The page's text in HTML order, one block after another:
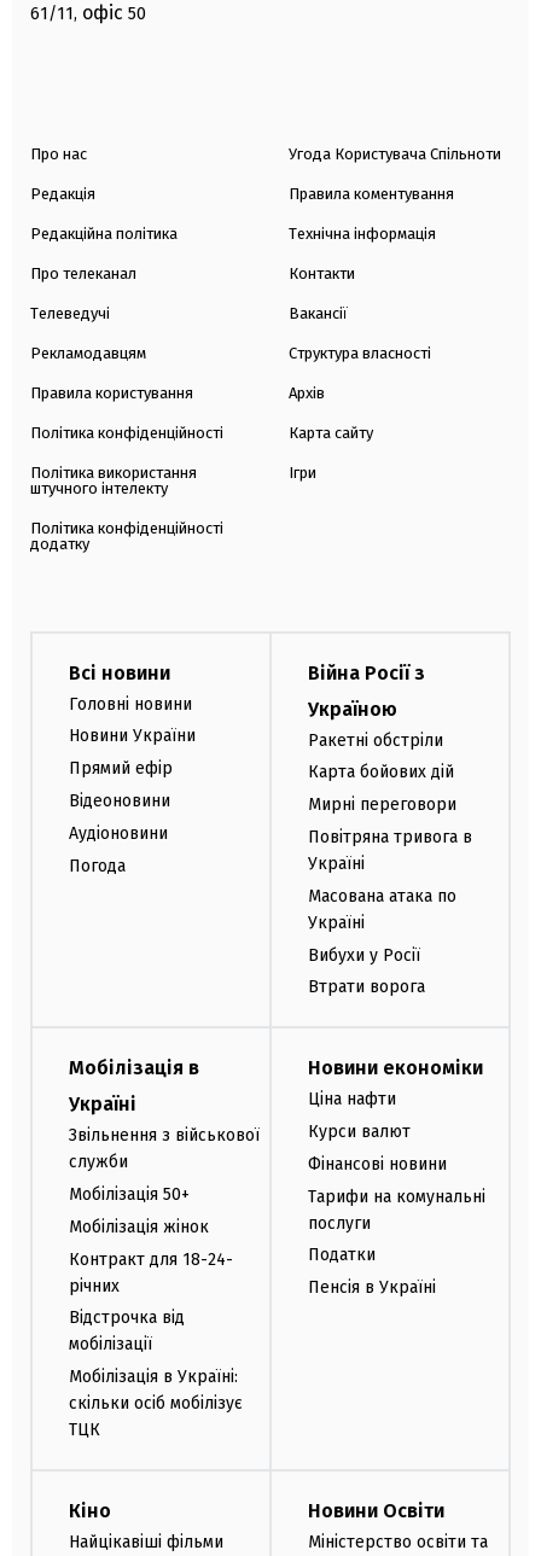
61/11, офіс 50
Про нас
Редакція
Редакційна політика
Про телеканал
Телеведучі
Рекламодавцям
Правила користування
Політика конфіденційності
Політика використання
штучного інтелекту
Політика конфіденційності
додатку
Угода Користувача Спільноти
Правила коментування
Технічна інформація
Контакти
Вакансії
Структура власності
Архів
Карта сайту
Ігри
Всі новини
Головні новини
Новини України
Прямий ефір
Відеоновини
Аудіоновини
Погода
Війна Росії з
Україною
Ракетні обстріли
Карта бойових дій
Мирні переговори
Повітряна тривога в
Україні
Масована атака по
Україні
Вибухи у Росії
Втрати ворога
Мобілізація в
Україні
Звільнення з військової
служби
Мобілізація 50+
Мобілізація жінок
Контракт для 18-24-
річних
Відстрочка від
мобілізації
Мобілізація в Україні:
скільки осіб мобілізує
ТЦК
Новини економіки
Ціна нафти
Курси валют
Фінансові новини
Тарифи на комунальні
послуги
Податки
Пенсія в Україні
Кіно
Найцікавіші фільми
Новини Освіти
Міністерство освіти та